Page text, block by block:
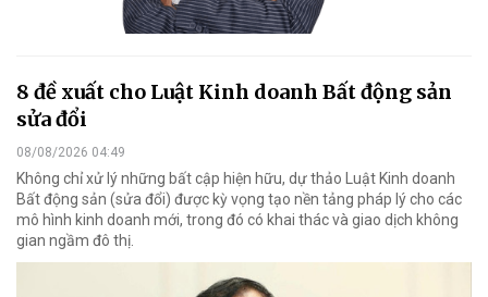
8 đề xuất cho Luật Kinh doanh Bất động sản
sửa đổi
08/08/2026 04:49
Không chỉ xử lý những bất cập hiện hữu, dự thảo Luật Kinh doanh
Bất động sản (sửa đổi) được kỳ vọng tạo nền tảng pháp lý cho các
mô hình kinh doanh mới, trong đó có khai thác và giao dịch không
gian ngầm đô thị.